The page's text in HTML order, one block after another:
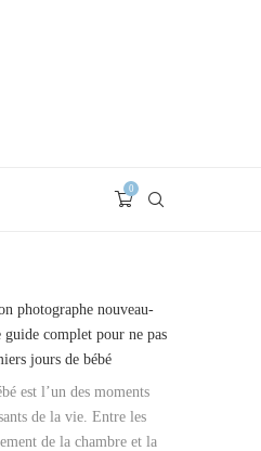
0
photographe nouveau-
guide complet pour ne pas
jours de bébé
est l’un des moments
de la vie. Entre les
de la chambre et la